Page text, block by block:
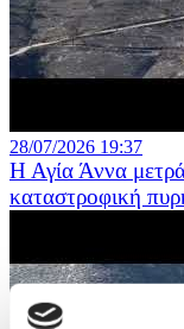
28/07/2026 19:37
Η Αγία Άννα
καταστροφική